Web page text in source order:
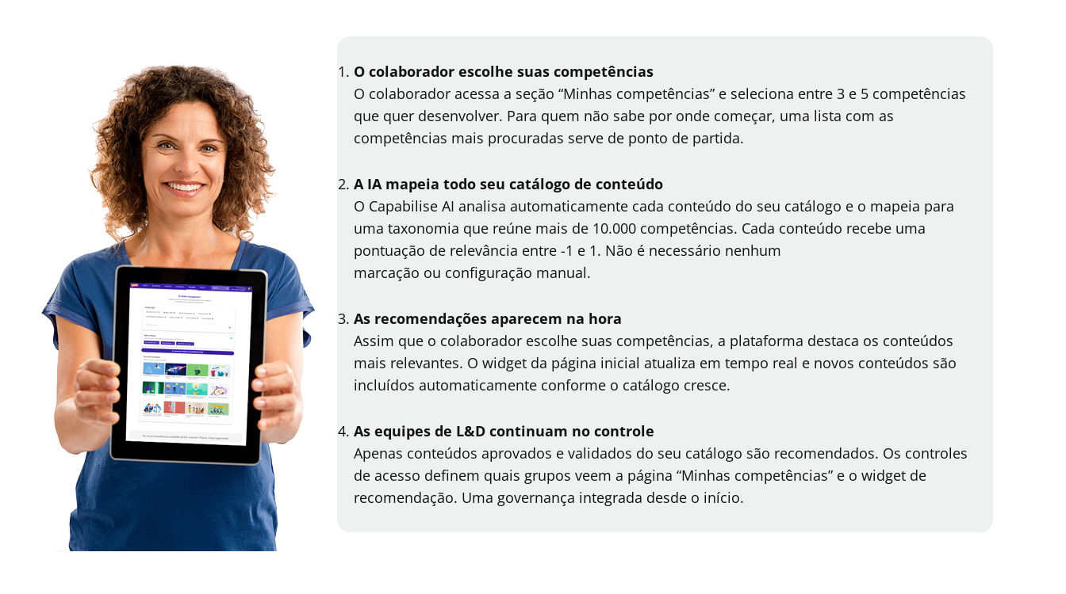
O colaborador escolhe suas competências
O colaborador acessa a seção “Minhas competências” e seleciona entre 3 e 5 competências
que quer desenvolver. Para quem não sabe por onde começar, uma lista com as
competências mais procuradas serve de ponto de partida.
A IA mapeia todo seu catálogo de conteúdo
O Capabilise AI analisa automaticamente cada conteúdo do seu catálogo e o mapeia para
uma taxonomia que reúne mais de 10.000 competências. Cada conteúdo recebe uma
pontuação de relevância entre -1 e 1. Não é necessário nenhum
marcação ou configuração manual.
As recomendações aparecem na hora
Assim que o colaborador escolhe suas competências, a plataforma destaca os conteúdos
mais relevantes. O widget da página inicial atualiza em tempo real e novos conteúdos são
incluídos automaticamente conforme o catálogo cresce.
As equipes de L&D continuam no controle
Apenas conteúdos aprovados e validados do seu catálogo são recomendados. Os controles
de acesso definem quais grupos veem a página “Minhas competências” e o widget de
recomendação. Uma governança integrada desde o início.